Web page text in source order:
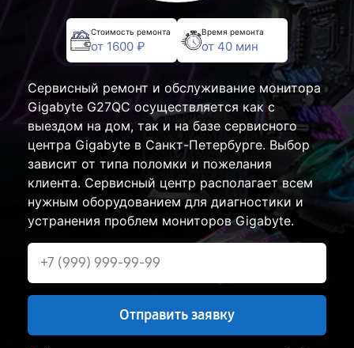
Стоимость ремонта
от 1600 ₽
Время ремонта
от 40 мин
Сервисный ремонт и обслуживание монитора
Gigabyte G27QC осуществляется как с
выездом на дом, так и на базе сервисного
центра Gigabyte в Санкт-Петербурге. Выбор
зависит от типа поломки и пожелания
клиента. Сервисный центр располагает всем
нужным оборудованием для диагностики и
устранения проблем мониторов Gigabyte.
Отправить заявку